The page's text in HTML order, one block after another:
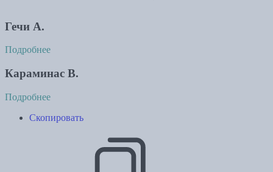
Гечи А.
Подробнее
Караминас В.
Подробнее
Скопировать